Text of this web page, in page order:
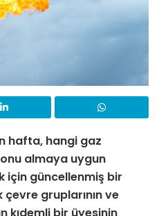
hafta, hangi gaz
almaya uygun
için güncellenmiş bir
gruplarının ve
kıdemli bir üyesinin